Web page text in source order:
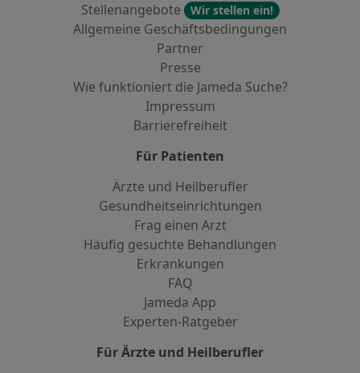
Stellenangebote
Wir stellen ein!
Allgemeine Geschäftsbedingungen
Partner
Presse
Wie funktioniert die Jameda Suche?
Impressum
Barrierefreiheit
Für Patienten
Ärzte und Heilberufler
Gesundheitseinrichtungen
Frag einen Arzt
Häufig gesuchte Behandlungen
Erkrankungen
FAQ
Jameda App
Experten-Ratgeber
Für Ärzte und Heilberufler